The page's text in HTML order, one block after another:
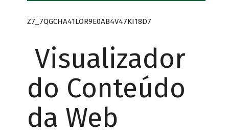
Z7_7QGCHA41LOR9E0AB4V47KI18D7
Visualizador
do Conteúdo
da Web